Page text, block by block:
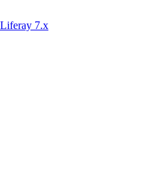
7.x